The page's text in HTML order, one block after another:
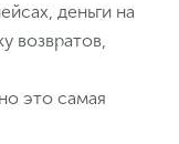
деньги на
возвратов,
это самая